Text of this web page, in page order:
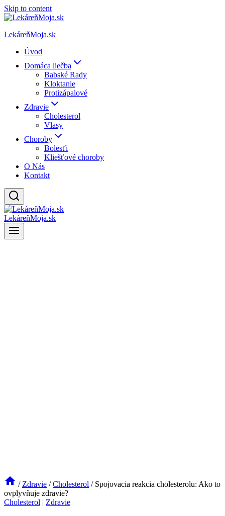
Skip to content
LekáreňMoja.sk
Úvod
Domáca liečba
Babské Rady
Kloktanie
Protizápalové
Zdravie
Cholesterol
Vlasy
Choroby
Bolesťi
Kliešťové choroby
O Nás
Kontakt
LekáreňMoja.sk
/ Zdravie / Cholesterol / Spojovacia reakcia cholesterolu: Ako to
ovplyvňuje zdravie?
Cholesterol | Zdravie